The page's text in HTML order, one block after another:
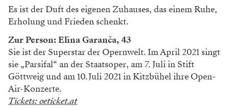
Es ist der Duft des eigenen Zuhauses, das einem Ruhe,
Erholung und Frieden schenkt.
Zur Person: Elīna Garanča, 43
Sie ist der Superstar der Opernwelt. Im April 2021 singt
sie „Parsifal“ an der Staatsoper, am 7. Juli in Stift
Göttweig und am 10. Juli 2021 in Kitzbühel ihre Open-
Air-Konzerte.
Tickets: oeticket.at